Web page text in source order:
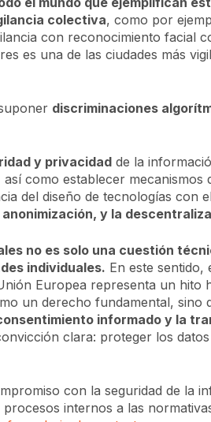
colectiva, como por
con reconocimiento facial
es una de las ciudades más
discriminaciones
y privacidad de la
como establecer mecanismos
del diseño de tecnologías con
y la
no es solo una cuestión
individuales. En este sentido,
Europea representa un hito
un derecho fundamental, sino
informado y la
clara: proteger los
con la seguridad de la
internos a las